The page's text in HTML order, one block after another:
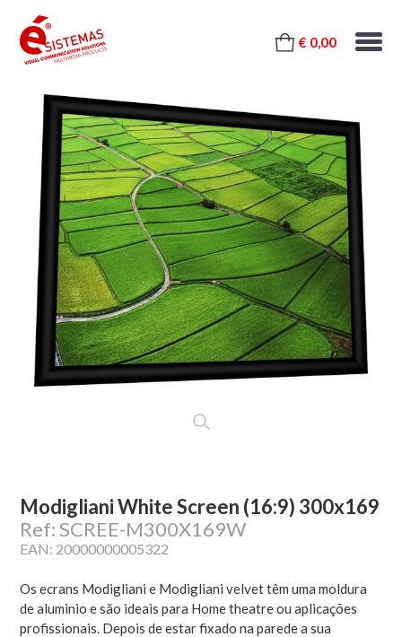
€ 0,00
Modigliani White Screen (16:9) 300x169
Ref: SCREE-M300X169W
EAN: 20000000005322
Os ecrans Modigliani e Modigliani velvet têm uma moldura
de aluminio e são ideais para Home theatre ou aplicações
profissionais. Depois de estar fixado na parede a sua